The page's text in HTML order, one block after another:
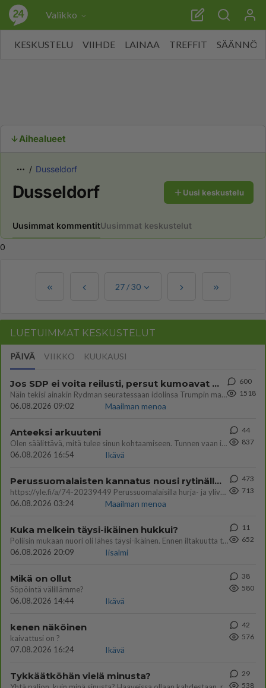
Valikko
KESKUSTELU VIIHDE LAINAA TREFFIT SÄÄNNÖT
Aihealueet
Dusseldorf
Dusseldorf Uusi keskustelu
Uusimmat kommentitUusimmat keskustelut
0
27 /30
LUETUIMMAT KESKUSTELUT
PÄIVÄ VIIKKO KUUKAUSI
Jos SDP ei voita reilusti, persut kumoavat demokratian Suomesta
Näin tekisi ainakin Rydman seuratessaan idolinsa Trumpin mallia https://www.is.fi/politiikka/art-2000012187244.html
06.08.2026 09:02
Maailman menoa
600
1518
Anteeksi arkuuteni
Olen säälittävä, mitä tulee sinun kohtaamiseen. Tunnen vaan itseni todella epävarmaksi sun kanssa. Jos minun olisi pitän
06.08.2026 16:54
Ikävä
44
837
Perussuomalaisten kannatus nousi rytinällä Ylen tänään julkaisemassa tuoreimmassa gallup-kyselyssä.
https://yle.fi/a/74-20239449 Perussuomalaisilla hurja- ja ylivoimaisesti suurin nousu tässä uudessa Ylen gallupissa. Kyl
06.08.2026 03:24
Maailman menoa
473
713
Kuka melkein täysi-ikäinen hukkui?
Poliisin mukaan nuori oli lähes täysi-ikäinen. Ennen iltakuutta tulleen ilmoituksen mukaan ihminen oli joutunut mahdoll
06.08.2026 20:09
Iisalmi
11
652
Mikä on ollut
Söpöintä välillämme?
06.08.2026 14:44
Ikävä
38
580
kenen näköinen
kaivattusi on ?
07.08.2026 16:24
Ikävä
42
576
Tykkäätköhän vielä minusta?
29
538